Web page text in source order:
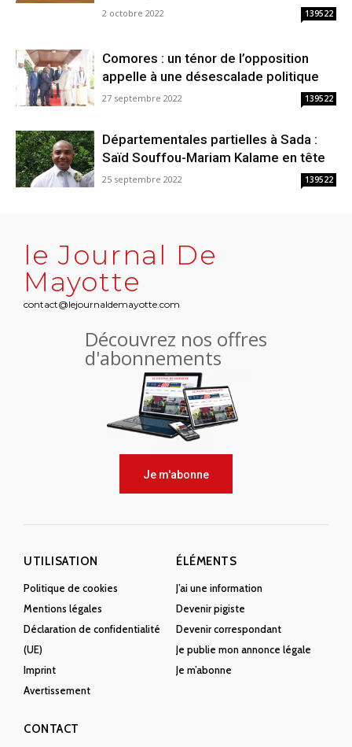
2 octobre 2022 139522
Comores : un ténor de l’opposition
appelle à une désescalade politique
27 septembre 2022 139522
Départementales partielles à Sada :
Saïd Souffou-Mariam Kalame en tête
25 septembre 2022 139522
le Journal De
Mayotte
contact@lejournaldemayotte.com
Découvrez nos offres
d'abonnements
Je m'abonne
UTILISATION
Politique de cookies
Mentions légales
Déclaration de confidentialité
(UE)
Imprint
Avertissement
ÉLÉMENTS
J’ai une information
Devenir pigiste
Devenir correspondant
Je publie mon annonce légale
Je m’abonne
CONTACT